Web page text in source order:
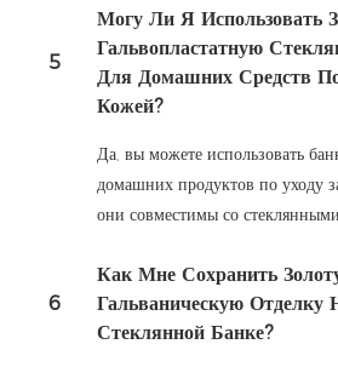
5
Могу Ли Я Использовать
Гальвопластатную
Для Домашних Средств
Кожей?
Да, вы можете использовать
домашних продуктов по уходу
они совместимы со
6
Как Мне Сохранить
Гальваническую Отделку
Стеклянной Банке?